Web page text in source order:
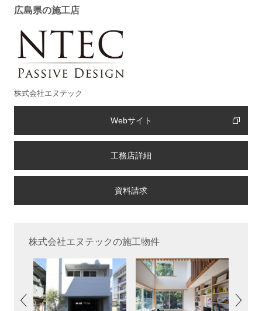
広島県の施工店
株式会社エヌテック
Webサイト
工務店詳細
株式会社エヌテックの施工物件